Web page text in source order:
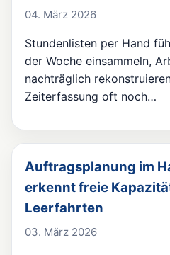
04. März 2026
Stundenlisten per Hand
der Woche einsammeln,
nachträglich
Zeiterfassung oft noch…
Auftragsplanung im
erkennt freie
Leerfahrten
03. März 2026